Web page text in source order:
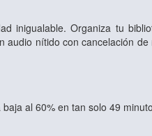
inigualable. Organiza tu
nítido con cancelación
al 60% en tan solo 49